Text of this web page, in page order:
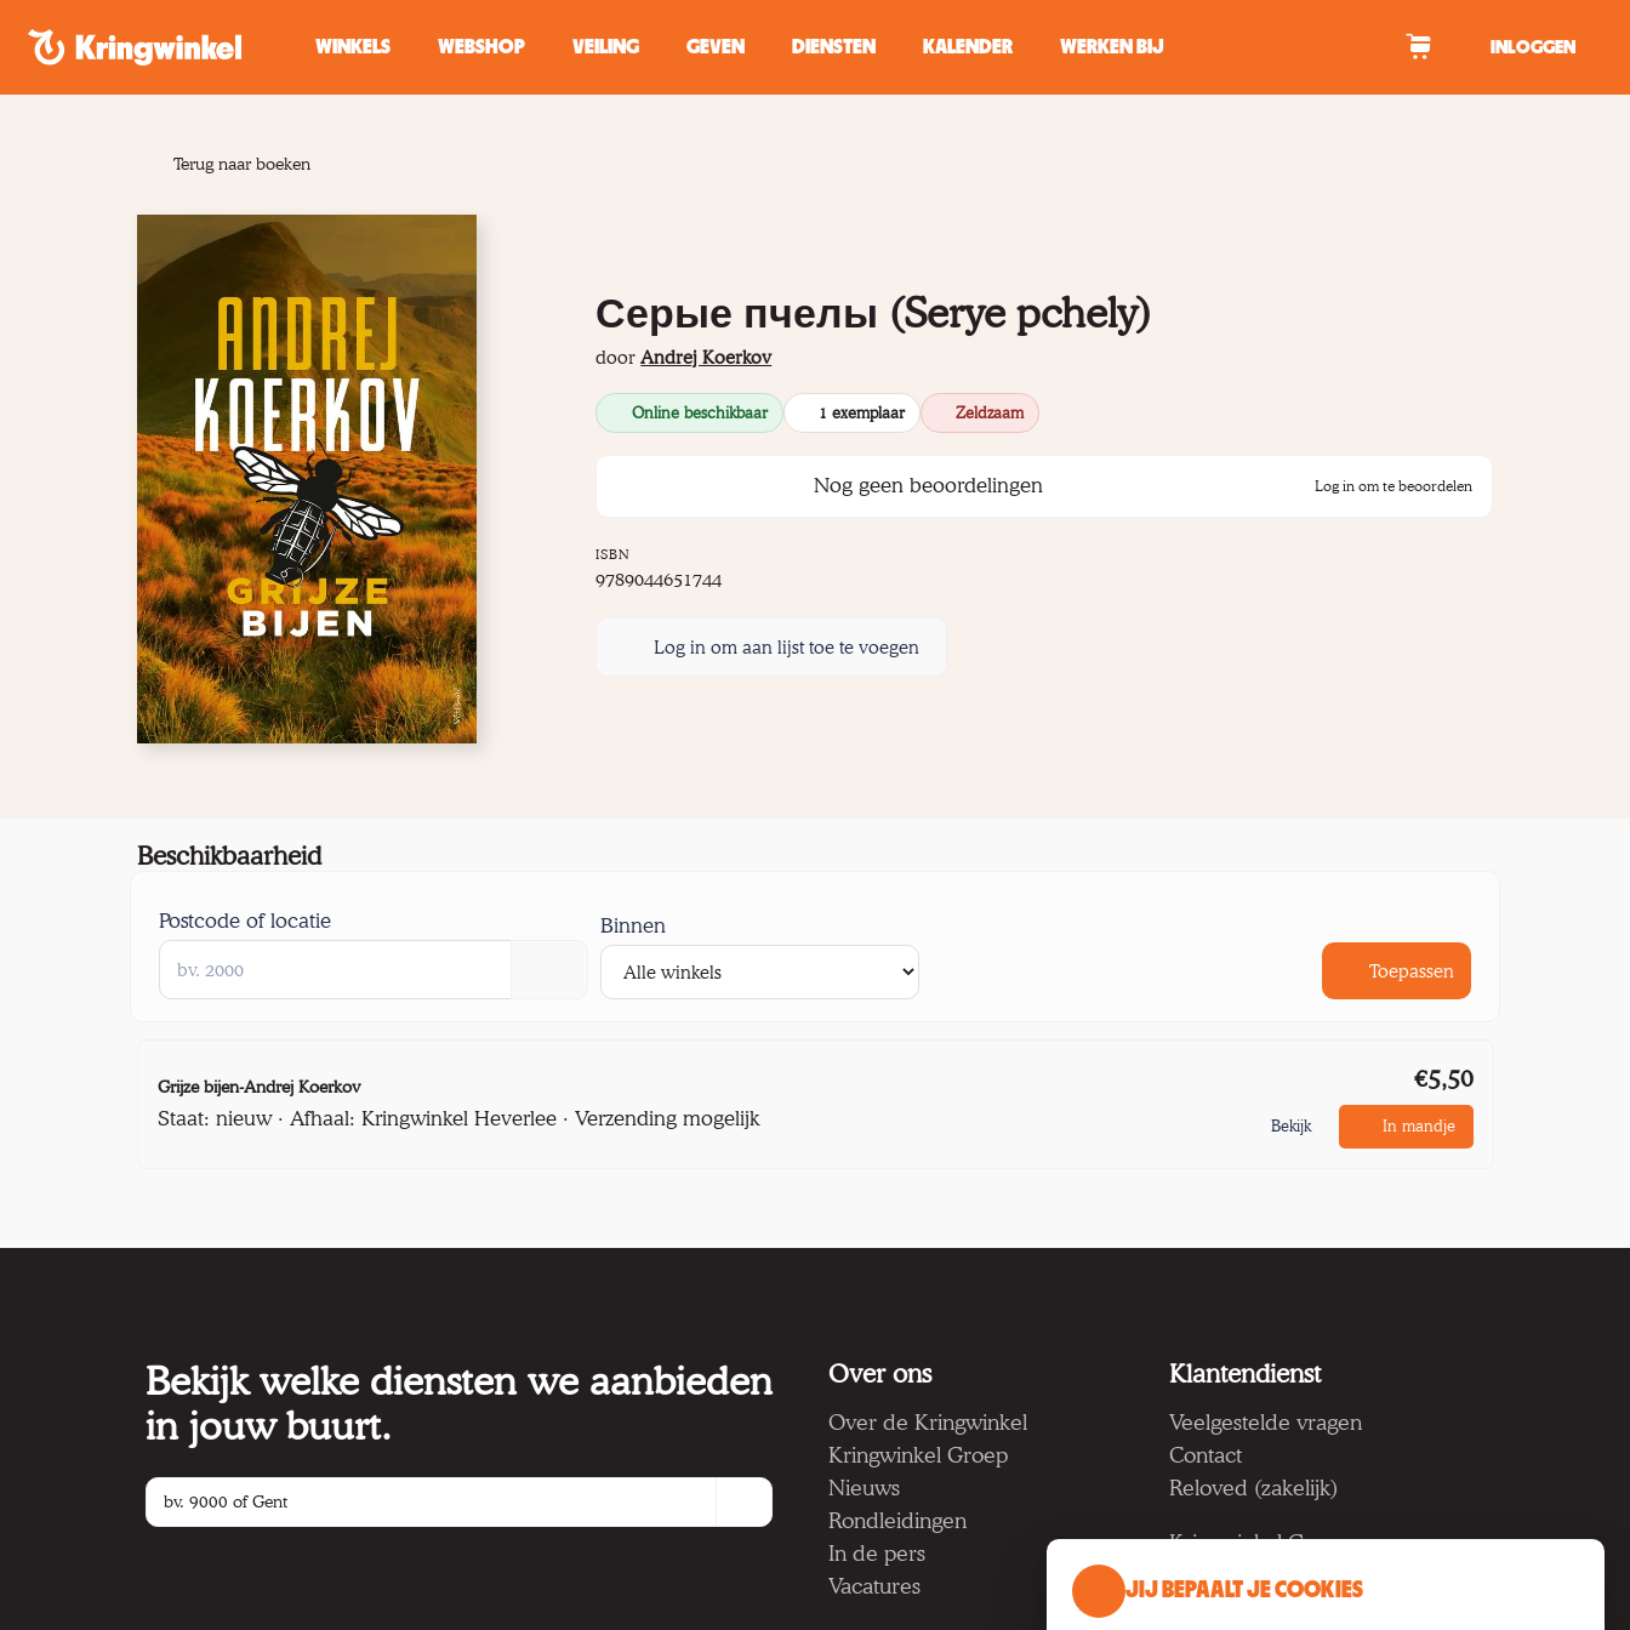
WINKELS
WEBSHOP VEILING GEVEN DIENSTEN KALENDER WERKEN BIJ INLOGGEN
Terug naar boeken
Серые пчелы (Serye pchely)
doorAndrej Koerkov
Online beschikbaar 1 exemplaar Zeldzaam
Nog geen beoordelingen Log in om te beoordelen
ISBN
9789044651744
Log in om aan lijst toe te voegen
Beschikbaarheid
Postcode of locatie Binnen
Toepassen
Grijze bijen-Andrej Koerkov
Staat: nieuw · Afhaal: Kringwinkel Heverlee · Verzending mogelijk
€5,50
Bekijk In mandje
Bekijk welke diensten we aanbieden
in jouw buurt.
Over ons
Over de Kringwinkel
Kringwinkel Groep
Nieuws
Rondleidingen
In de pers
Vacatures
Klantendienst
Veelgestelde vragen
Contact
Reloved (zakelijk)
Kringwinkel Groep vzw
Koning Albertlaan 124, 9000
JIJ BEPAALT JE COOKIES